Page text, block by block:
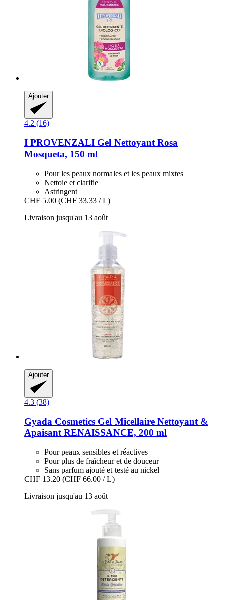
Ajouter
4.2 (16)
I PROVENZALI Gel Nettoyant Rosa
Mosqueta, 150 ml
Pour les peaux normales et les peaux mixtes
Nettoie et clarifie
Astringent
CHF 5.00 (CHF 33.33 / L)
Livraison jusqu'au 13 août
Ajouter
4.3 (38)
Gyada Cosmetics Gel Micellaire Nettoyant &
Apaisant RENAISSANCE, 200 ml
Pour peaux sensibles et réactives
Pour plus de fraîcheur et de douceur
Sans parfum ajouté et testé au nickel
CHF 13.20 (CHF 66.00 / L)
Livraison jusqu'au 13 août